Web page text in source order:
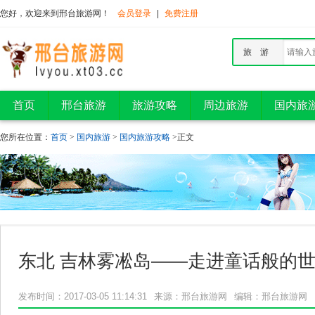
您好，欢迎来到邢台旅游网！ 会员登录 免费注册
旅 游
首页 邢台旅游 旅游攻略 周边旅游 国内旅
您所在位置： 首页 > 国内旅游 > 国内旅游攻略 >正文
东北 吉林雾凇岛——走进童话般的
发布时间：2017-03-05 11:14:31 来源：邢台旅游网 编辑：邢台旅游网